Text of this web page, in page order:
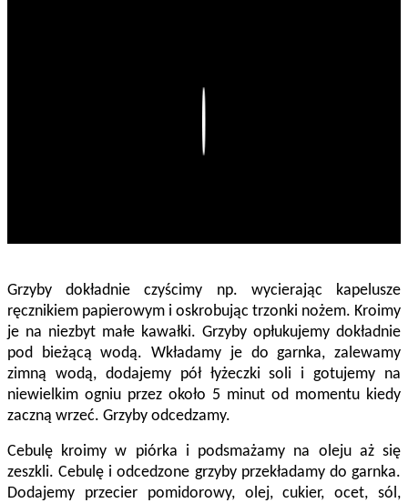
Grzyby dokładnie czyścimy np. wycierając kapelusze
ręcznikiem papierowym i oskrobując trzonki nożem. Kroimy
je na niezbyt małe kawałki. Grzyby opłukujemy dokładnie
pod bieżącą wodą. Wkładamy je do garnka, zalewamy
zimną wodą, dodajemy pół łyżeczki soli i gotujemy na
niewielkim ogniu przez około 5 minut od momentu kiedy
zaczną wrzeć. Grzyby odcedzamy.
Cebulę kroimy w piórka i podsmażamy na oleju aż się
zeszkli. Cebulę i odcedzone grzyby przekładamy do garnka.
Dodajemy przecier pomidorowy, olej, cukier, ocet, sól,